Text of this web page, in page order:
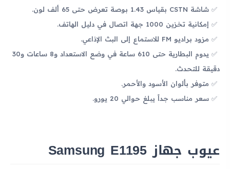
شاشة CSTN بقياس 1.43 بوصة تعرض حتى 65 ألف لون.
إمكانية تخزين 1000 جهة اتصال في دليل الهاتف.
مزود براديو FM للاستماع إلى البث الإذاعي.
يدوم البطارية حتى 610 ساعة في وضع الاستعداد و8 ساعات و30
دقيقة للتحدث.
متوفر بألوان الأسود والأحمر.
سعر مناسب جداً يبلغ حوالي 20 يورو.
عيوب جهاز Samsung E1195